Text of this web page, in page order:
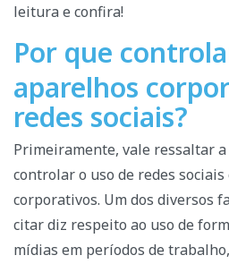
leitura e confira!
Por que
aparelhos
redes sociais?
Primeiramente, vale ressaltar
controlar o uso de redes
corporativos. Um dos diversos
citar diz respeito ao uso de
mídias em períodos de